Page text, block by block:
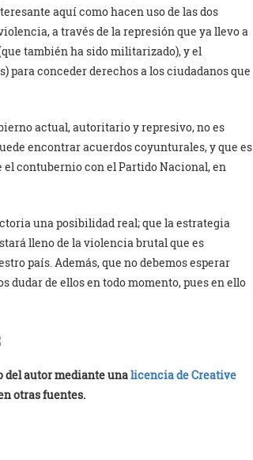
aquí como hacen uso de las dos
a través de la represión que ya llevo a
también ha sido militarizado), y el
para conceder derechos a los ciudadanos que
actual, autoritario y represivo, no es
encontrar acuerdos coyunturales, y que es
contubernio con el Partido Nacional, en
una posibilidad real; que la estrategia
lleno de la violencia brutal que es
país. Además, que no debemos esperar
dudar de ellos en todo momento, pues en ello
del autor mediante unalicencia de Creative
otras fuentes.